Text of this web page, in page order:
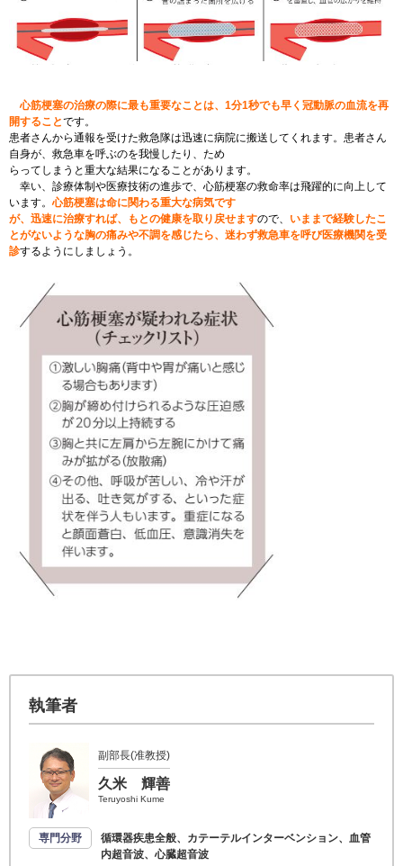
心筋梗塞の治療の際に最も重要なことは、 1分1秒でも早く冠動脈の血流を再
開することです。
患者さんから通報を受けた救急隊は迅速に病院に搬送してくれます。患者さん
自身が、救急車を呼ぶのを我慢したり、ため
らってしまうと重大な結果になることがあります。
幸い、診療体制や医療技術の進歩で、心筋梗塞の救命率は飛躍的に向上して
います。心筋梗塞は命に関わる重大な病気です
が、迅速に治療すれば、もとの健康を取り戻せますので、 いままで経験したこ
とがないような胸の痛みや不調を感じたら、迷わず救急車を呼び医療機関を受
診するようにしましょう。
執筆者
副部長(准教授)
久米 輝善
Teruyoshi Kume
専門分野
循環器疾患全般、カテーテルインターベンション、血管
内超音波、心臓超音波